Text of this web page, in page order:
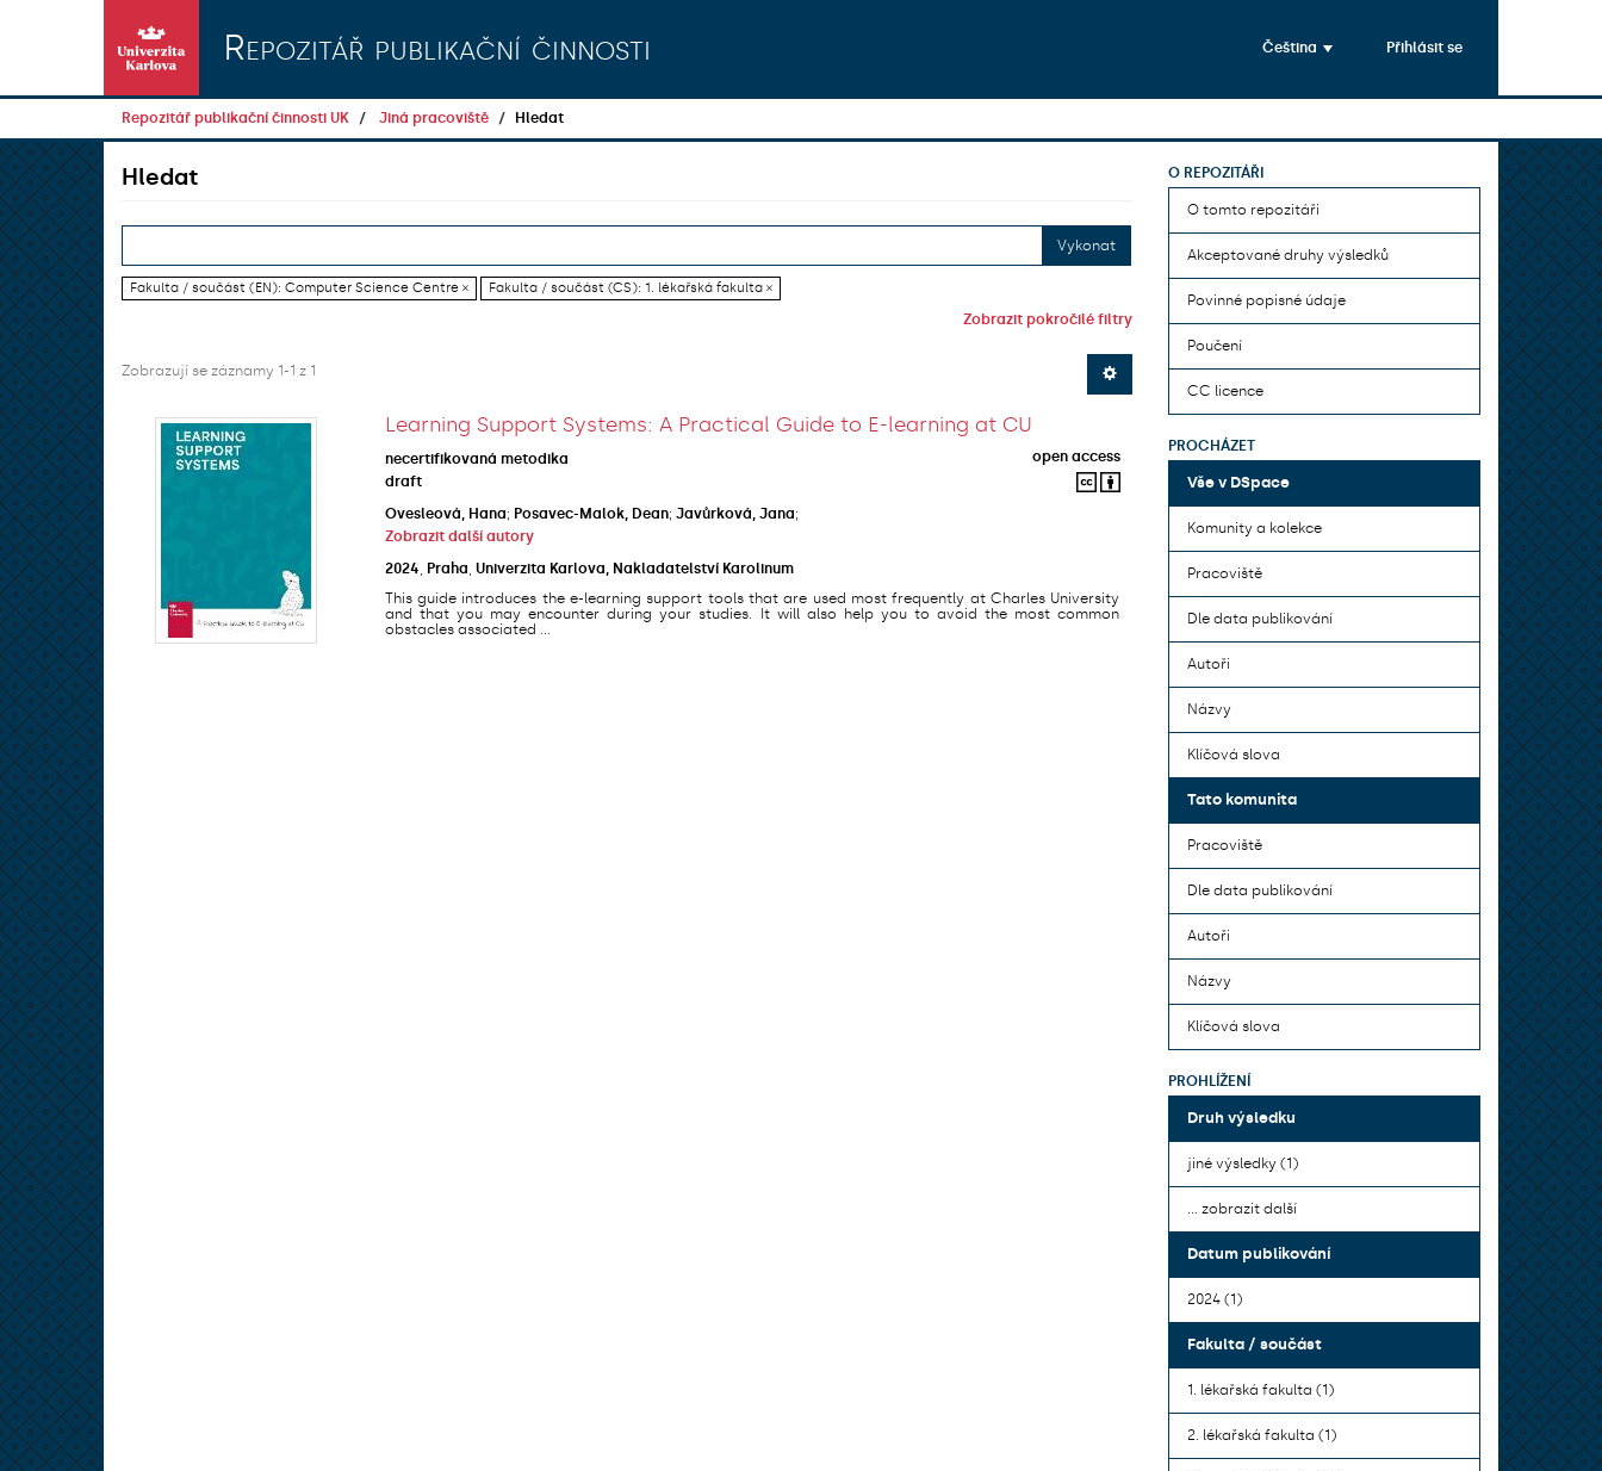
Repozitář publikační činnosti Čeština Přihlásit se
Repozitář publikační činnosti UK Jiná pracoviště Hledat
Hledat
Vykonat
Fakulta / součást (EN): Computer Science Centre × Fakulta / součást (CS): 1. lékařská fakulta ×
Zobrazit pokročilé filtry
Zobrazují se záznamy 1-1 z 1
Learning Support Systems: A Practical Guide to E-learning at CU
necertifikovaná metodika
open access
draft
Ovesleová, Hana; Posavec-Malok, Dean; Javůrková, Jana;
Zobrazit další autory
2024
Praha Univerzita Karlova, Nakladatelství Karolinum
This guide introduces the e-learning support tools that are used most frequently at Charles University
and that you may encounter during your studies. It will also help you to avoid the most common
obstacles associated ...
O REPOZITÁŘI
O tomto repozitáři
Akceptované druhy výsledků
Povinné popisné údaje
Poučení
CC licence
PROCHÁZET
Vše v DSpace
Komunity a kolekce
Pracoviště
Dle data publikování
Autoři
Názvy
Klíčová slova
Tato komunita
Pracoviště
Dle data publikování
Autoři
Názvy
Klíčová slova
PROHLÍŽENÍ
Druh výsledku
jiné výsledky (1)
... zobrazit další
Datum publikování
2024 (1)
Fakulta / součást
1. lékařská fakulta (1)
2. lékařská fakulta (1)